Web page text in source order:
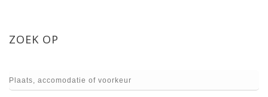
ZOEK OP